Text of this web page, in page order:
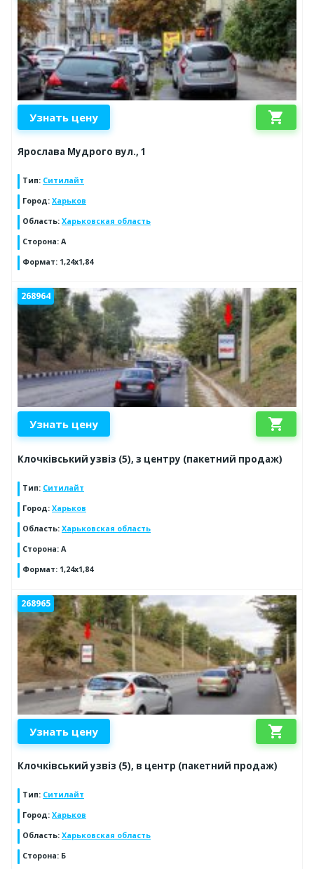
Узнать цену shopping_cart
Ярослава Мудрого вул., 1
Тип: Ситилайт
Город: Харьков
Область: Харьковская область
Сторона: А
Формат: 1,24х1,84
268964
Узнать цену shopping_cart
Клочківський узвіз (5), з центру (пакетний продаж)
Тип: Ситилайт
Город: Харьков
Область: Харьковская область
Сторона: А
Формат: 1,24х1,84
268965
Узнать цену shopping_cart
Клочківський узвіз (5), в центр (пакетний продаж)
Тип: Ситилайт
Город: Харьков
Область: Харьковская область
Сторона: Б